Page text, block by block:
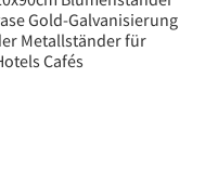
Gold-Galvanisierung
Metallständer für
Cafés